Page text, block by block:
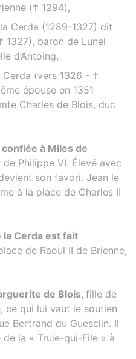
(† 1294),
Cerda (1289-1327) dit
1327), baron de Lunel
d’Antoing,
(vers 1326 - †
épouse en 1351
Charles de Blois, duc
à Miles de
Philippe VI. Élevé avec
son favori. Jean le
à la place de Charles II
la Cerda est fait
de Raoul II de Brienne,
de Blois, fille de
ce qui lui vaut le soutien
Bertrand du Guesclin. Il
de la « Truie-qui-File » à